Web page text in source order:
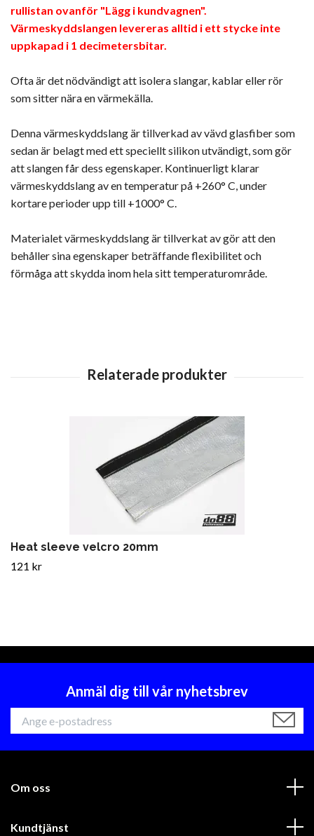
rullistan ovanför "Lägg i kundvagnen".
Värmeskyddslangen levereras alltid i ett stycke inte
uppkapad i 1 decimetersbitar.
Ofta är det nödvändigt att isolera slangar, kablar eller rör
som sitter nära en värmekälla.
Denna värmeskyddslang är tillverkad av vävd glasfiber som
sedan är belagt med ett speciellt silikon utvändigt, som gör
att slangen får dess egenskaper. Kontinuerligt klarar
värmeskyddslang av en temperatur på +260° C, under
kortare perioder upp till +1000° C.
Materialet värmeskyddslang är tillverkat av gör att den
behåller sina egenskaper beträffande flexibilitet och
förmåga att skydda inom hela sitt temperaturområde.
Heat sleeve velcro 20mm
121 kr
Anmäl dig till vår nyhetsbrev
Om oss
Kundtjänst